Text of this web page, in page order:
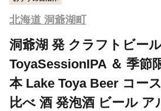
北海道 洞爺湖町
洞爺湖 発 クラフトビー
ToyaSessionIPA ＆ 季節
本 Lake Toya Beer コー
比べ 酒 発泡酒 ビール